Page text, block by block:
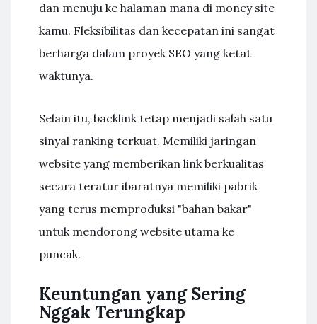
dan menuju ke halaman mana di money site
kamu. Fleksibilitas dan kecepatan ini sangat
berharga dalam proyek SEO yang ketat
waktunya.
Selain itu, backlink tetap menjadi salah satu
sinyal ranking terkuat. Memiliki jaringan
website yang memberikan link berkualitas
secara teratur ibaratnya memiliki pabrik
yang terus memproduksi "bahan bakar"
untuk mendorong website utama ke
puncak.
Keuntungan yang Sering
Nggak Terungkap